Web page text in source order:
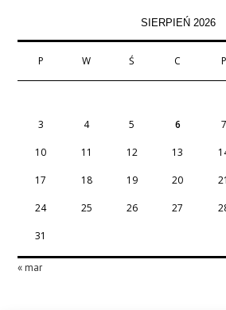
SIERPIEŃ 2026
P W Ś C P
3 4 5 6 7
10 11 12 13
17 18 19 20 21
24 25 26 27
31
« mar